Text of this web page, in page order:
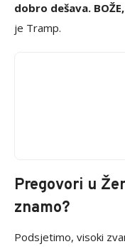
dobro dešava. BOŽE,
je Tramp.
Pregovori u
znamo?
Podsjetimo, visoki